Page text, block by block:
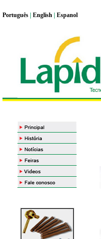
Português English Espanol